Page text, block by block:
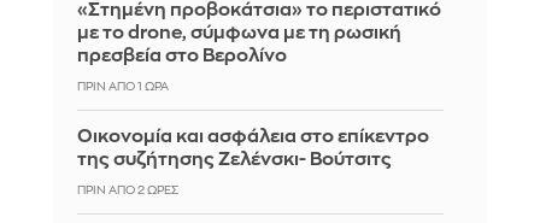
«Στημένη προβοκάτσια» το περιστατικό
με το drone, σύμφωνα με τη ρωσική
πρεσβεία στο Βερολίνο
ΠΡΙΝ ΑΠΌ 1 ΏΡΑ
Οικονομία και ασφάλεια στο επίκεντρο
της συζήτησης Ζελένσκι- Βούτσιτς
ΠΡΙΝ ΑΠΌ 2 ΏΡΕΣ